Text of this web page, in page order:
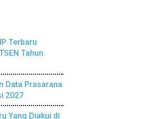
Terbaru
Tahun
Data Prasarana
2027
Yang Diakui di